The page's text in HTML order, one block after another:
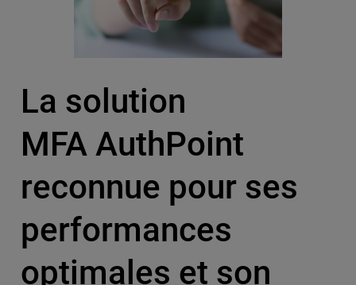
La solution
MFA AuthPoint
reconnue pour ses
performances
optimales et son